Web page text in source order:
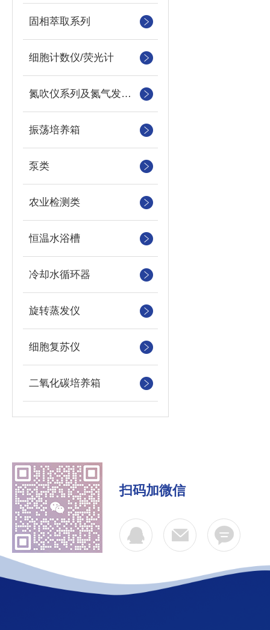
固相萃取系列
细胞计数仪/荧光计
氮吹仪系列及氮气发生器
振荡培养箱
泵类
农业检测类
恒温水浴槽
冷却水循环器
旋转蒸发仪
细胞复苏仪
二氧化碳培养箱
扫码加微信